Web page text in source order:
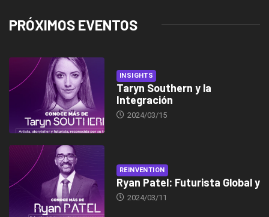
PRÓXIMOS EVENTOS
INSIGHTS
Taryn Southern y la
Integración
2024/03/15
REINVENTION
Ryan Patel: Futurista Global y
2024/03/11